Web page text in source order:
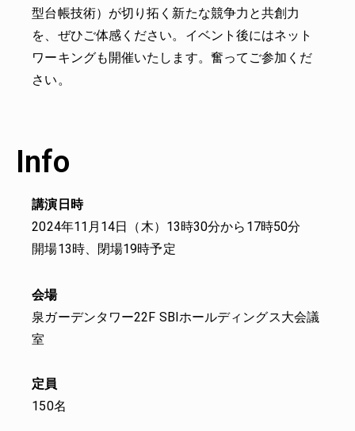
型台帳技術）が切り拓く新たな競争力と共創力
を、ぜひご体感ください。イベント後にはネット
ワーキングも開催いたします。奮ってご参加くだ
さい。
Info
講演日時
2024年11月14日（木）13時30分から17時50分
開場13時、閉場19時予定
会場
泉ガーデンタワー22F SBIホールディングス大会議
室
定員
150名